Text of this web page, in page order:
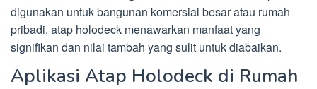
digunakan untuk bangunan komersial besar atau rumah
pribadi, atap holodeck menawarkan manfaat yang
signifikan dan nilai tambah yang sulit untuk diabaikan.
Aplikasi Atap Holodeck di Rumah